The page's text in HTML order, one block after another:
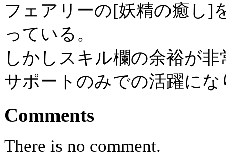
フェアリーの[妖精の癒し]
っている。
しかしスキル欄の余裕が
サポートのみでの活躍にな
Comments
There is no comment.